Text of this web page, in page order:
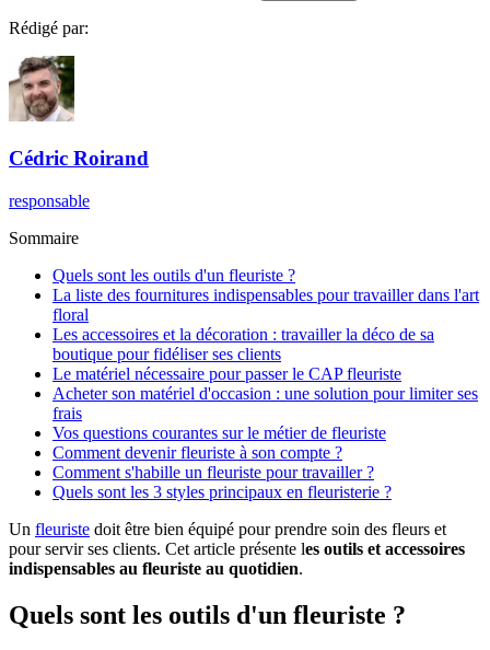
Rédigé par:
Cédric Roirand
responsable
Sommaire
Quels sont les outils d'un fleuriste ?
La liste des fournitures indispensables pour travailler dans l'art
floral
Les accessoires et la décoration : travailler la déco de sa
boutique pour fidéliser ses clients
Le matériel nécessaire pour passer le CAP fleuriste
Acheter son matériel d'occasion : une solution pour limiter ses
frais
Vos questions courantes sur le métier de fleuriste
Comment devenir fleuriste à son compte ?
Comment s'habille un fleuriste pour travailler ?
Quels sont les 3 styles principaux en fleuristerie ?
Un fleuriste doit être bien équipé pour prendre soin des fleurs et
pour servir ses clients. Cet article présente les outils et accessoires
indispensables au fleuriste au quotidien.
Quels sont les outils d'un fleuriste ?